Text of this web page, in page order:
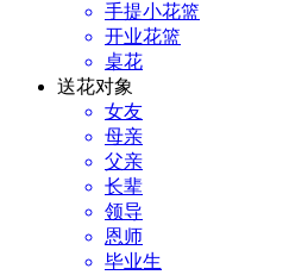
手提小花篮
开业花篮
桌花
送花对象
女友
母亲
父亲
长辈
领导
恩师
毕业生